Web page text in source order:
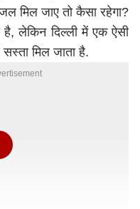
मिल जाए तो कैसा रहेगा?
लेकिन दिल्ली में एक ऐसी
मिल जाता है.